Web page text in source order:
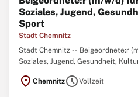
Soziales, Jugend,
Sport
Stadt Chemnitz
Stadt Chemnitz -- Beigeordnete:r
Soziales, Jugend, Gesundheit,
wollen. Wir engagieren uns in
location_on ChemnitzscheduleVollzeit